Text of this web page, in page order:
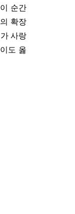
순간
확장
사랑
도 옳